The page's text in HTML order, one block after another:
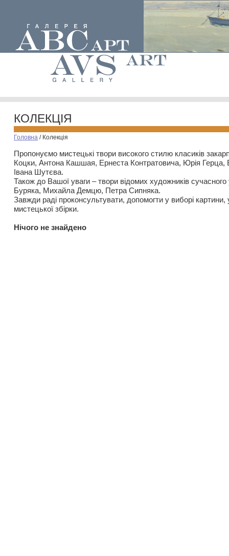
КОЛЕКЦІЯ
Головна / Колекція
Пропонуємо мистецькі твори високого стилю класиків
Коцки, Антона Кашшая, Ернеста Контратовича, Юрія
Івана Шутєва.
Також до Вашої уваги – твори відомих художників
Буряка, Михайла Демцю, Петра Сипняка.
Завжди раді проконсультувати, допомогти у виборі картини,
мистецької збірки.
Нiчого не знайдено